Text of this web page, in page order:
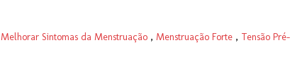
Melhorar Sintomas da Menstruação , Menstruação Forte , Tensão Pré-